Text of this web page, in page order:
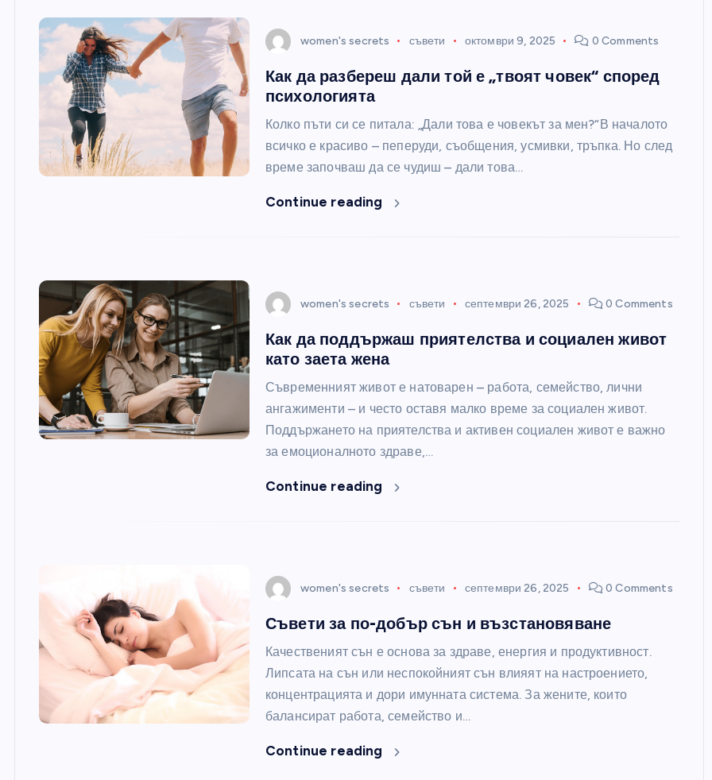
women's secrets съвети октомври 9, 2025 0 Comments
Как да разбереш дали той е „твоят човек“ според
психологията
Колко пъти си се питала: „Дали това е човекът за мен?“В началото
всичко е красиво – пеперуди, съобщения, усмивки, тръпка. Но след
време започваш да се чудиш – дали това…
Continue reading
women's secrets съвети септември 26, 2025 0 Comments
Как да поддържаш приятелства и социален живот
като заета жена
Съвременният живот е натоварен – работа, семейство, лични
ангажименти – и често оставя малко време за социален живот.
Поддържането на приятелства и активен социален живот е важно
за емоционалното здраве,…
Continue reading
women's secrets съвети септември 26, 2025 0 Comments
Съвети за по-добър сън и възстановяване
Качественият сън е основа за здраве, енергия и продуктивност.
Липсата на сън или неспокойният сън влияят на настроението,
концентрацията и дори имунната система. За жените, които
балансират работа, семейство и…
Continue reading